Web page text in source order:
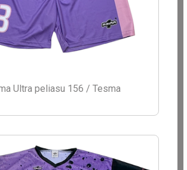
Ultra peliasu 156 / Tesma